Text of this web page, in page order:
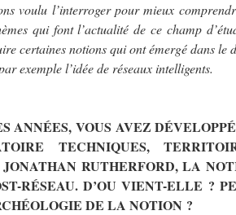
voulu l’interroger pour mieux
qui font l’actualité de ce champ
certaines notions qui ont émergé dans le
exemple l’idée de réseaux intelligents.
ANNÉES, VOUS AVEZ
TECHNIQUES,
JONATHAN RUTHERFORD, LA
RÉSEAU. D’OU VIENT-ELLE ?
DE LA NOTION ?